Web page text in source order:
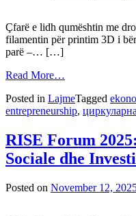
Çfarë e lidh qumështin me
filamentin për printim 3D i
parë –… […]
Read More…
Posted in LajmeTagged
entrepreneurship,
RISE Forum
Sociale dhe
Posted on November 12,